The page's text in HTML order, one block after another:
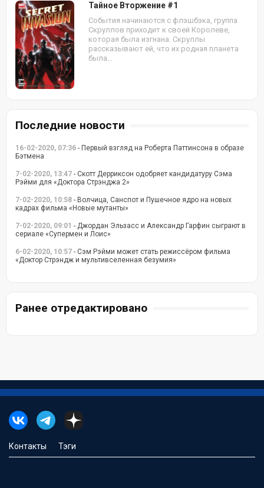
Тайное Вторжение #1
События начинаются с флэшбэка, группа
Скруллов приходит к своей Королеве,
которая была изгнана. Скруллы
рассказывают ей, что их родная планета
была...
Последние новости
16-02-2020, 07:36 - Первый взгляд на Роберта Паттинсона в образе
Бэтмена
7-02-2020, 13:47 - Скотт Дерриксон одобряет кандидатуру Сэма
Рэйми для «Доктора Стрэнджа 2»
7-02-2020, 10:58 - Волчица, Санспот и Пушечное ядро на новых
кадрах фильма «Новые мутанты»
7-02-2020, 09:01 - Джордан Эльзасс и Александр Гарфин сыграют в
сериале «Супермен и Лоис»
6-02-2020, 10:57 - Сэм Рэйми может стать режиссёром фильма
«Доктор Стрэндж и мультивселенная безумия»
Ранее отредактировано
Контакты Тэги